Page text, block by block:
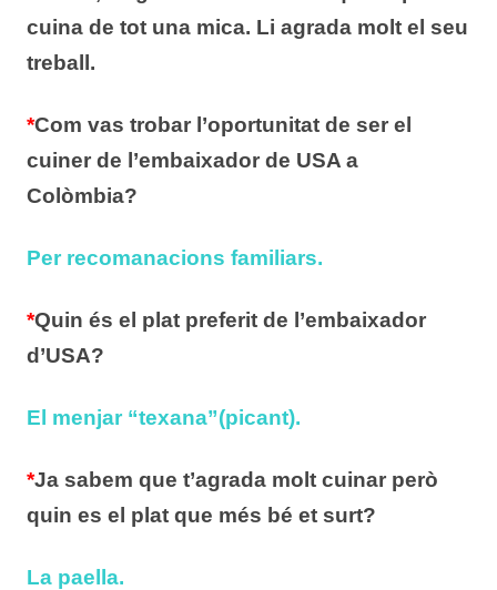
cuina de tot una mica. Li agrada molt el seu
treball.
*Com vas trobar l’oportunitat de ser el
cuiner de l’embaixador de USA a
Colòmbia?
Per recomanacions familiars.
*Quin és el plat preferit de l’embaixador
d’USA?
El menjar “texana”(picant).
*Ja sabem que t’agrada molt cuinar però
quin es el plat que més bé et surt?
La paella.